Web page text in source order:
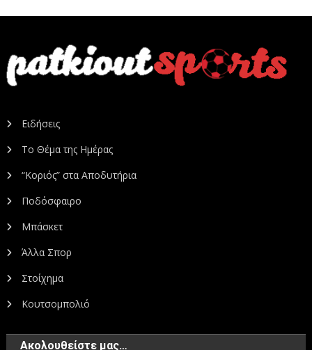
Ειδήσεις
Το Θέμα της Ημέρας
“Κοριός” στα Αποδυτήρια
Ποδόσφαιρο
Μπάσκετ
Άλλα Σπορ
Στοίχημα
Κουτσομπολιό
Ακολουθείστε μας…